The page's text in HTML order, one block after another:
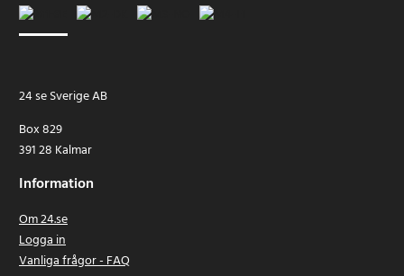
24 se Sverige AB
Box 829
391 28 Kalmar
Information
Om 24.se
Logga in
Vanliga frågor - FAQ